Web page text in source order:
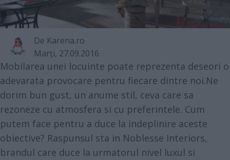
De Karena.ro
Marţi, 27.09.2016
Mobilarea unei locuinte poate reprezenta deseori o
adevarata provocare pentru fiecare dintre noi.Ne
dorim bun gust, un anume stil, ceva care sa
rezoneze cu atmosfera si cu preferintele. Cum
putem face pentru a duce la indeplinire aceste
obiective? Raspunsul sta in Noblesse Interiors,
brandul care duce la urmatorul nivel luxul si